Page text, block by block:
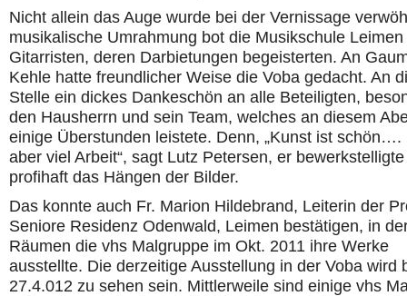
Nicht allein das Auge wurde bei der Vernissage
musikalische Umrahmung bot die Musikschule
Gitarristen, deren Darbietungen begeisterten. An
Kehle hatte freundlicher Weise die Voba gedacht. An
Stelle ein dickes Dankeschön an alle Beteiligten,
den Hausherrn und sein Team, welches an diesem
einige Überstunden leistete. Denn, „Kunst ist schön….
aber viel Arbeit“, sagt Lutz Petersen, er bewerkstelligte
profihaft das Hängen der Bilder.
Das konnte auch Fr. Marion Hildebrand, Leiterin der
Seniore Residenz Odenwald, Leimen bestätigen, in
Räumen die vhs Malgruppe im Okt. 2011 ihre Werke
ausstellte. Die derzeitige Ausstellung in der Voba wird
27.4.012 zu sehen sein. Mittlerweile sind einige vhs